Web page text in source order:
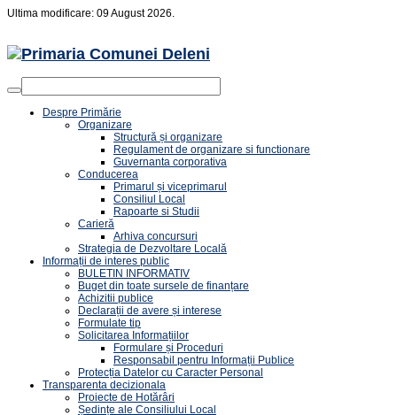
Ultima modificare: 09 August 2026.
Despre Primărie
Organizare
Structură și organizare
Regulament de organizare si functionare
Guvernanta corporativa
Conducerea
Primarul și viceprimarul
Consiliul Local
Rapoarte si Studii
Carieră
Arhiva concursuri
Strategia de Dezvoltare Locală
Informații de interes public
BULETIN INFORMATIV
Buget din toate sursele de finanțare
Achizitii publice
Declarații de avere și interese
Formulate tip
Solicitarea Informațiilor
Formulare și Proceduri
Responsabil pentru Informații Publice
Protecția Datelor cu Caracter Personal
Transparenta decizionala
Proiecte de Hotărâri
Ședințe ale Consiliului Local